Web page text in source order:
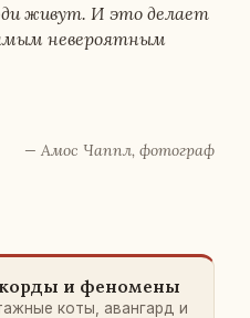
живут. И это делает
неве­ро­ят­ным
— Амос Чаппл, фо­то­граф
и фе­но­ме­ны
коты, аван­гард и